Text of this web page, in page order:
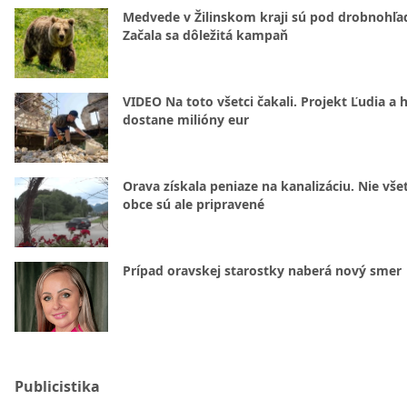
Medvede v Žilinskom kraji sú pod
Začala sa dôležitá kampaň
VIDEO Na toto všetci čakali. Projekt Ľudia a
dostane milióny eur
Orava získala peniaze na kanalizáciu. Nie
obce sú ale pripravené
Prípad oravskej starostky naberá nový smer
Publicistika